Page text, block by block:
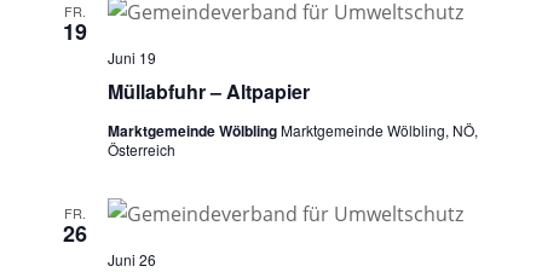
FR.
19
Müllabfuhr – Altpapier
Juni 19
Marktgemeinde WölblingMarktgemeinde Wölbling, NÖ,
Österreich
FR.
26
Juni 26